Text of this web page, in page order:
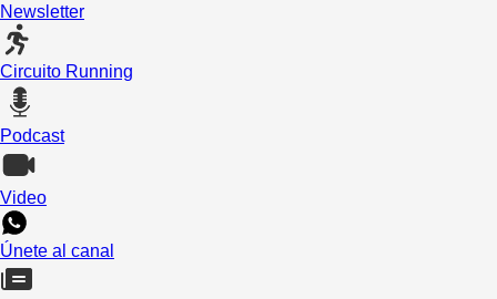
Newsletter
Circuito Running
Podcast
Video
Únete al canal